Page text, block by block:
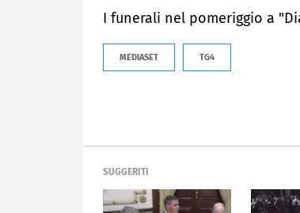
I funerali nel pomeriggio a
MEDIASET TG4
SUGGERITI